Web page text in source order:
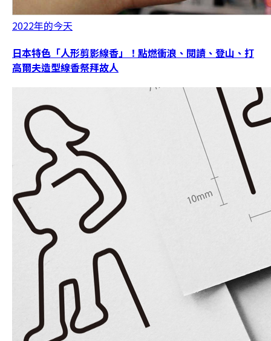
2022年的今天
日本特色「人形剪影線香」！點燃衝浪、閱讀、登山、打
高爾夫造型線香祭拜故人